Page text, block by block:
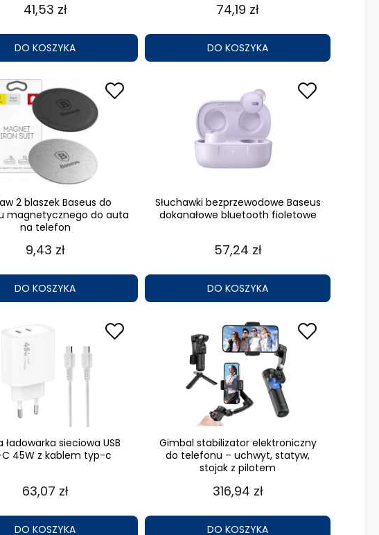
41,53 zł
DO KOSZYKA
74,19 zł
DO KOSZYKA
2 blaszek Baseus do
magnetycznego do auta
na telefon
9,43 zł
DO KOSZYKA
Słuchawki bezprzewodowe Baseus
dokanałowe bluetooth fioletowe
57,24 zł
DO KOSZYKA
ładowarka sieciowa USB
45W z kablem typ-c
63,07 zł
DO KOSZYKA
Gimbal stabilizator elektroniczny
do telefonu – uchwyt, statyw,
stojak z pilotem
316,94 zł
DO KOSZYKA